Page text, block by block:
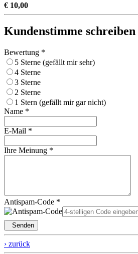
€ 10,00
Kundenstimme schreiben
Bewertung *
5 Sterne (gefällt mir sehr)
4 Sterne
3 Sterne
2 Sterne
1 Stern (gefällt mir gar nicht)
Name *
E-Mail *
Ihre Meinung *
Antispam-Code *
Senden
› zurück